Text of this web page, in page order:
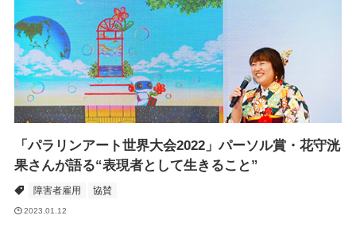
「パラリンアート世界大会2022」パーソル賞・花守洸
果さんが語る“表現者として生きること”
障害者雇用 協賛
2023.01.12